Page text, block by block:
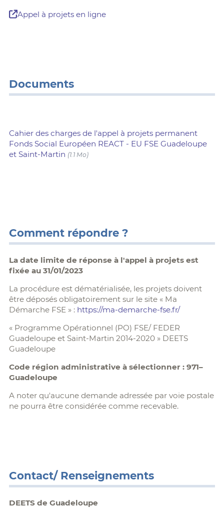
Appel à projets en ligne
Documents
Cahier des charges de l'appel à projets permanent
Fonds Social Européen REACT - EU FSE Guadeloupe
et Saint-Martin (1.1 Mo)
Comment répondre ?
La date limite de réponse à l'appel à projets est
fixée au 31/01/2023
La procédure est dématérialisée, les projets doivent
être déposés obligatoirement sur le site « Ma
Démarche FSE » : https://ma-demarche-fse.fr/
« Programme Opérationnel (PO) FSE/ FEDER
Guadeloupe et Saint-Martin 2014-2020 » DEETS
Guadeloupe
Code région administrative à sélectionner : 971–
Guadeloupe
A noter qu'aucune demande adressée par voie postale
ne pourra être considérée comme recevable.
Contact/ Renseignements
DEETS de Guadeloupe